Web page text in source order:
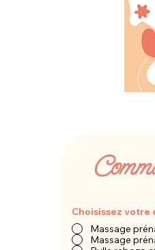
Choisissez votre
Massage
Massage